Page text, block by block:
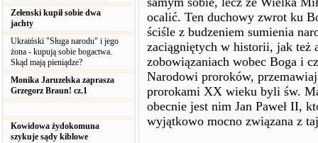
Zełenski kupił sobie dwa
jachty
Ukraiński "Sługa narodu" i jego
żona - kupują sobie bogactwa.
Skąd mają pieniądze?
Monika Jaruzelska zaprasza
Grzegorz Braun! cz.1
Kowidowa żydokomuna
szykuje sądy kiblowe
ocalić. Ten duchowy zwrot ku
ściśle z budzeniem sumienia
zaciągniętych w historii, jak też
zobowiązaniach wobec Boga i
Narodowi proroków,
prorokami XX wieku byli św.
obecnie jest nim Jan Paweł II,
wyjątkowo mocno związana z